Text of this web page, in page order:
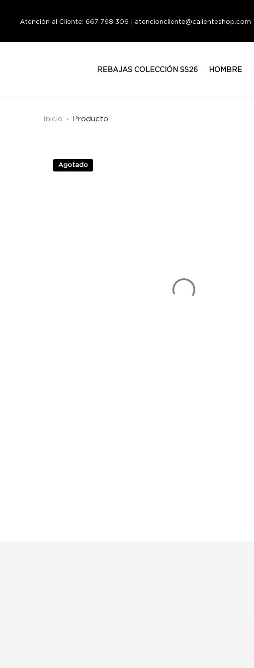
Atención al Cliente: 667 768 306 | atencioncliente@calienteshop.com
REBAJAS COLECCIÓN SS26 HOMBRE
Inicio Producto
Agotado